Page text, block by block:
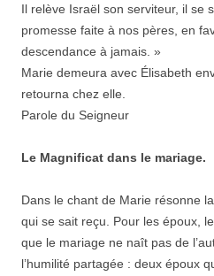
Il relève Israël son serviteur, il se
promesse faite à nos pères, en
descendance à jamais. »
Marie demeura avec Élisabeth
retourna chez elle.
Parole du Seigneur
Le Magnificat dans le mariage.
Dans le chant de Marie résonne
qui se sait reçu. Pour les époux,
que le mariage ne naît pas de
l’humilité partagée : deux époux